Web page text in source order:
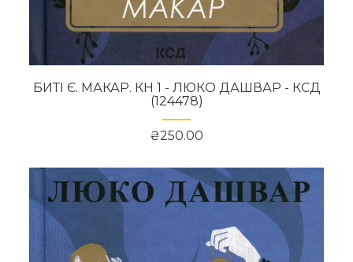
БИТІ Є. МАКАР. КН 1 - ЛЮКО ДАШВАР - КСД
(124478)
₴250.00